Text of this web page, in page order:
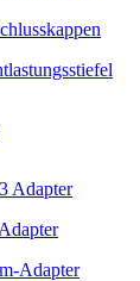
Adapter
Adapter